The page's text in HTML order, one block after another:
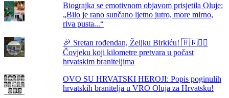
Biograjka se emotivnom objavom prisjetila Oluje:
„Bilo je rano sunčano ljetno jutro, more mirno,
riva pusta...“
🎉 Sretan rođendan, Željku Birkiću! 🇭🇷🏃‍♂️
Čovjeku koji kilometre pretvara u počast
hrvatskim braniteljima
OVO SU HRVATSKI HEROJI: Popis poginulih
hrvatskih branitelja u VRO Oluja za Hrvatsku!